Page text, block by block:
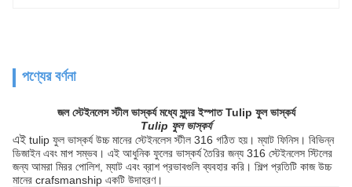
পণ্যের বর্ণনা
জল স্টেইনলেস স্টীল ভাস্কর্য মধ্যে সুন্দর ইস্পাত Tulip ফুল ভাস্কর্য
Tulip ফুল ভাস্কর্য
এই tulip ফুল ভাস্কর্য উচ্চ মানের স্টেইনলেস স্টীল 316 গঠিত হয়। ম্যাট ফিনিস। বিভিন্ন
ডিজাইন এবং মাপ সম্ভব। এই আধুনিক ফুলের ভাস্কর্য তৈরির জন্য 316 স্টেইনলেস স্টিলের
জন্য আমরা মিরর পোলিশ, ম্যাট এবং ব্রাশ প্রভাবগুলি ব্যবহার করি। শিল্প প্রতিটি কাজ উচ্চ
মানের crafsmanship একটি উদাহরণ।